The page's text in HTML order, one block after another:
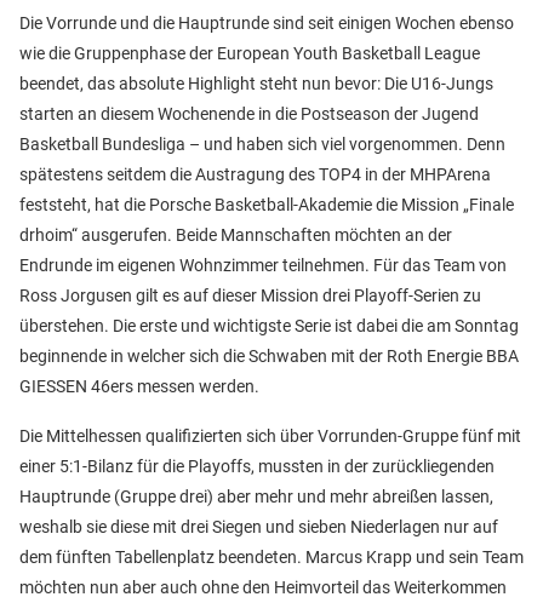
Die Vorrunde und die Hauptrunde sind seit einigen Wochen ebenso
wie die Gruppenphase der European Youth Basketball League
beendet, das absolute Highlight steht nun bevor: Die U16-Jungs
starten an diesem Wochenende in die Postseason der Jugend
Basketball Bundesliga – und haben sich viel vorgenommen. Denn
spätestens seitdem die Austragung des TOP4 in der MHPArena
feststeht, hat die Porsche Basketball-Akademie die Mission „Finale
drhoim“ ausgerufen. Beide Mannschaften möchten an der
Endrunde im eigenen Wohnzimmer teilnehmen. Für das Team von
Ross Jorgusen gilt es auf dieser Mission drei Playoff-Serien zu
überstehen. Die erste und wichtigste Serie ist dabei die am Sonntag
beginnende in welcher sich die Schwaben mit der Roth Energie BBA
GIESSEN 46ers messen werden.
Die Mittelhessen qualifizierten sich über Vorrunden-Gruppe fünf mit
einer 5:1-Bilanz für die Playoffs, mussten in der zurückliegenden
Hauptrunde (Gruppe drei) aber mehr und mehr abreißen lassen,
weshalb sie diese mit drei Siegen und sieben Niederlagen nur auf
dem fünften Tabellenplatz beendeten. Marcus Krapp und sein Team
möchten nun aber auch ohne den Heimvorteil das Weiterkommen